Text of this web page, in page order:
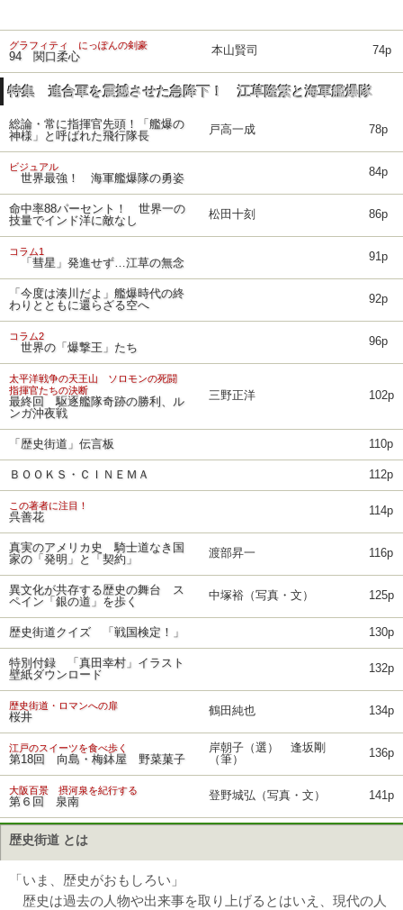
グラフィティ にっぽんの剣豪
94 関口柔心 本山賢司 74p
特集 連合軍を震撼させた急降下！ 江草隆繁と海軍艦爆隊
総論・常に指揮官先頭！「艦爆の
神様」と呼ばれた飛行隊長
戸高一成 78p
ビジュアル
世界最強！ 海軍艦爆隊の勇姿 84p
命中率88パーセント！ 世界一の
技量でインド洋に敵なし
松田十刻 86p
コラム1
「彗星」発進せず…江草の無念 91p
「今度は湊川だよ」艦爆時代の終
わりとともに還らざる空へ
92p
コラム2
世界の「爆撃王」たち 96p
太平洋戦争の天王山 ソロモンの死闘
指揮官たちの決断
最終回 駆逐艦隊奇跡の勝利、ル
ンガ沖夜戦
三野正洋 102p
「歴史街道」伝言板 110p
ＢＯＯＫＳ・ＣＩＮＥＭＡ 112p
この著者に注目！
呉善花 114p
真実のアメリカ史 騎士道なき国
家の「発明」と「契約」
渡部昇一 116p
異文化が共存する歴史の舞台 ス
ペイン「銀の道」を歩く
中塚裕（写真・文） 125p
歴史街道クイズ 「戦国検定！」 130p
特別付録 「真田幸村」イラスト
壁紙ダウンロード
132p
歴史街道・ロマンへの扉
桜井 鶴田純也 134p
江戸のスイーツを食べ歩く
第18回 向島・梅鉢屋 野菜菓子
岸朝子（選） 逢坂剛
（筆）
136p
大阪百景 摂河泉を紀行する
第６回 泉南 登野城弘（写真・文） 141p
歴史街道 とは
「いま、歴史がおもしろい」
歴史は過去の人物や出来事を取り上げるとはいえ、現代の人